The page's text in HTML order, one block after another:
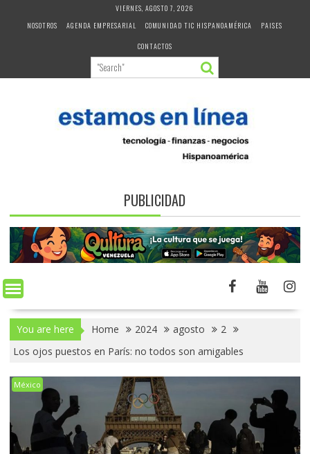
VIERNES, AGOSTO 7, 2026
NOSOTROS
AGENDA EMPRESARIAL COMUNIDAD TIC HISPANOAMÉRICA
PAISES
CONTACTOS
PUBLICIDAD
You are here Home 2024 agosto
2
Los ojos puestos en París: no todos son amigables
México